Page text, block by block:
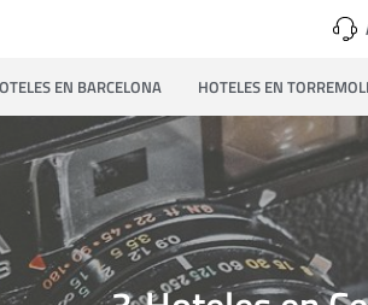
EN BARCELONA HOTELES EN